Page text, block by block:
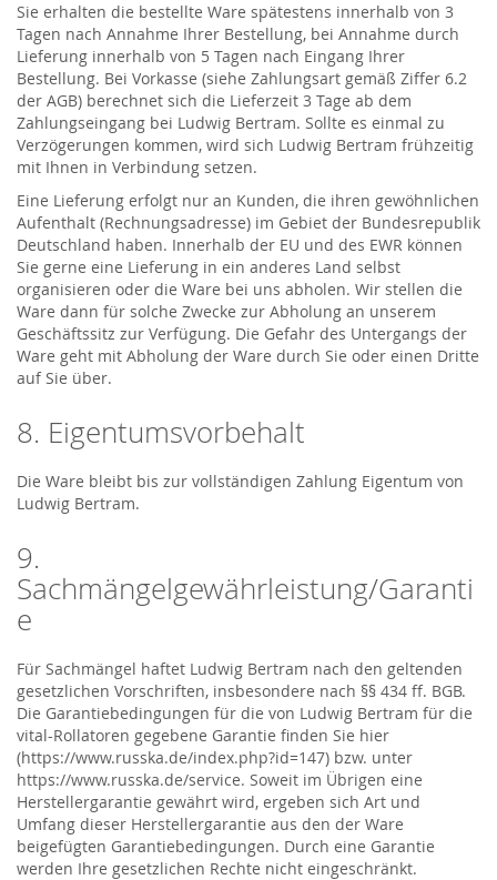
Sie erhalten die bestellte Ware spätestens innerhalb von 3
Tagen nach Annahme Ihrer Bestellung, bei Annahme durch
Lieferung innerhalb von 5 Tagen nach Eingang Ihrer
Bestellung. Bei Vorkasse (siehe Zahlungsart gemäß Ziffer 6.2
der AGB) berechnet sich die Lieferzeit 3 Tage ab dem
Zahlungseingang bei Ludwig Bertram. Sollte es einmal zu
Verzögerungen kommen, wird sich Ludwig Bertram frühzeitig
mit Ihnen in Verbindung setzen.
Eine Lieferung erfolgt nur an Kunden, die ihren gewöhnlichen
Aufenthalt (Rechnungsadresse) im Gebiet der Bundesrepublik
Deutschland haben. Innerhalb der EU und des EWR können
Sie gerne eine Lieferung in ein anderes Land selbst
organisieren oder die Ware bei uns abholen. Wir stellen die
Ware dann für solche Zwecke zur Abholung an unserem
Geschäftssitz zur Verfügung. Die Gefahr des Untergangs der
Ware geht mit Abholung der Ware durch Sie oder einen Dritte
auf Sie über.
8. Eigentumsvorbehalt
Die Ware bleibt bis zur vollständigen Zahlung Eigentum von
Ludwig Bertram.
9.
Sachmängelgewährleistung/Garanti
e
Für Sachmängel haftet Ludwig Bertram nach den geltenden
gesetzlichen Vorschriften, insbesondere nach §§ 434 ff. BGB.
Die Garantiebedingungen für die von Ludwig Bertram für die
vital-Rollatoren gegebene Garantie finden Sie hier
(https://www.russka.de/index.php?id=147) bzw. unter
https://www.russka.de/service. Soweit im Übrigen eine
Herstellergarantie gewährt wird, ergeben sich Art und
Umfang dieser Herstellergarantie aus den der Ware
beigefügten Garantiebedingungen. Durch eine Garantie
werden Ihre gesetzlichen Rechte nicht eingeschränkt.